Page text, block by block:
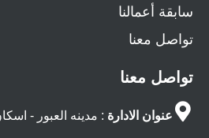
سابقة أعمالنا
تواصل معنا
تواصل معنا
عنوان الادارة : مدينه العبور -